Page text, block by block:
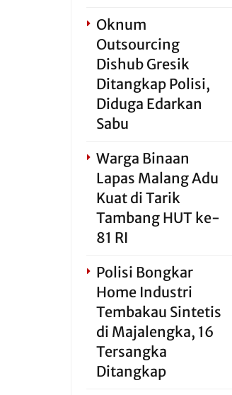
Oknum
Outsourcing
Dishub Gresik
Ditangkap Polisi,
Diduga Edarkan
Sabu
Warga Binaan
Lapas Malang Adu
Kuat di Tarik
Tambang HUT ke-
81 RI
Polisi Bongkar
Home Industri
Tembakau Sintetis
di Majalengka, 16
Tersangka
Ditangkap